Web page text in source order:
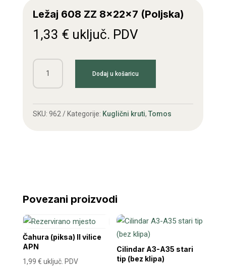
Ležaj 608 ZZ 8x22x7 (Poljska)
1,33 € uključ. PDV
Ležaj
8x22x7
(Poljska)
Dodaj u košaricu
SKU: 962 Kategorije: Kuglični kruti, Tomos
Povezani proizvodi
Čahura (piksa) II vilice
APN
1,99 € uključ. PDV
Cilindar A3-A35 stari
tip (bez klipa)